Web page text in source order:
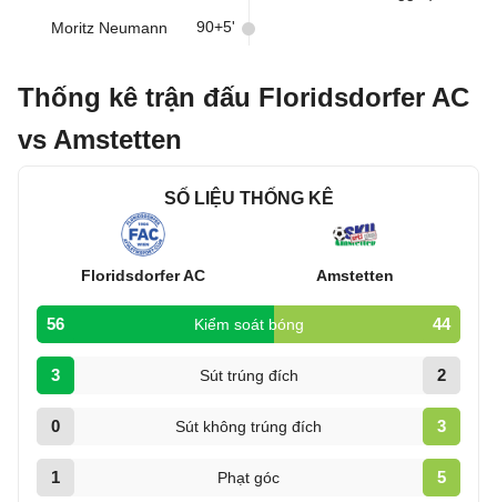
Moritz Neumann 90+5'
Thống kê trận đấu Floridsdorfer AC
vs Amstetten
SỐ LIỆU THỐNG KÊ
Floridsdorfer AC Amstetten
56 Kiểm soát bóng 44
3 Sút trúng đích 2
0 Sút không trúng đích 3
1 Phạt góc 5